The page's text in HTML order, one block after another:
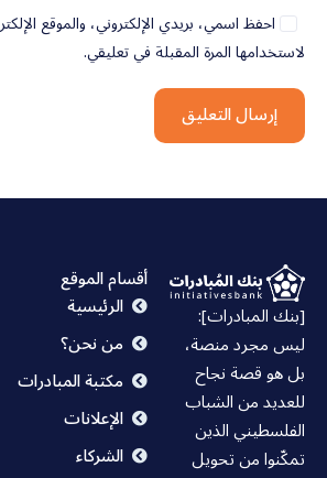
احفظ اسمي، بريدي الإلكتروني، والموقع
لاستخدامها المرة المقبلة في تعليقي.
[بنك المبادرات]:
ليس مجرد منصة،
بل هو قصة نجاح
للعديد من الشباب
الفلسطيني الذين
تمكّنوا من تحويل
أقسام الموقع
الرئيسية
من نحن؟
مكتبة المبادرات
الإعلانات
الشركاء